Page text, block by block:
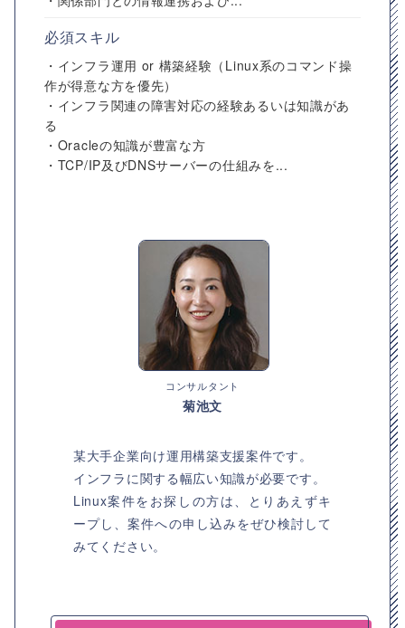
必須スキル
・インフラ運用 or 構築経験（Linux系のコマンド操
作が得意な方を優先）
・インフラ関連の障害対応の経験あるいは知識があ
る
・Oracleの知識が豊富な方
・TCP/IP及びDNSサーバーの仕組みを...
コンサルタント
菊池文
某大手企業向け運用構築支援案件です。
インフラに関する幅広い知識が必要です。
Linux案件をお探しの方は、とりあえずキ
ープし、案件への申し込みをぜひ検討して
みてください。